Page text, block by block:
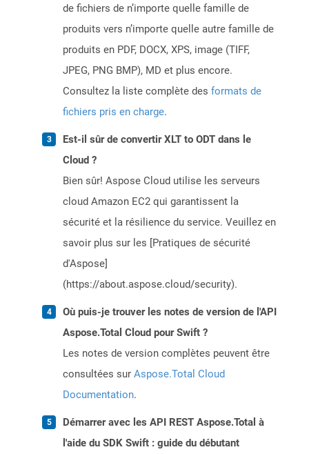
de fichiers de n’importe quelle famille de
produits vers n’importe quelle autre famille de
produits en PDF, DOCX, XPS, image (TIFF,
JPEG, PNG BMP), MD et plus encore.
Consultez la liste complète des formats de
fichiers pris en charge.
Est-il sûr de convertir XLT to ODT dans le
Cloud ?
Bien sûr! Aspose Cloud utilise les serveurs
cloud Amazon EC2 qui garantissent la
sécurité et la résilience du service. Veuillez en
savoir plus sur les [Pratiques de sécurité
d'Aspose]
(https://about.aspose.cloud/security).
Où puis-je trouver les notes de version de l'API
Aspose.Total Cloud pour Swift ?
Les notes de version complètes peuvent être
consultées sur Aspose.Total Cloud
Documentation.
Démarrer avec les API REST Aspose.Total à
l'aide du SDK Swift : guide du débutant